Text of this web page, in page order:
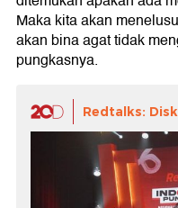
Maka kita akan
akan bina agat tidak
pungkasnya.
Redtalks: